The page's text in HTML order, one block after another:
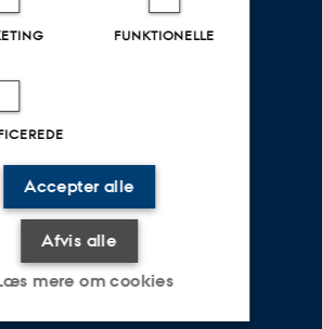
FUNKTIONELLE
Accepter alle
Afvis alle
mere om cookies